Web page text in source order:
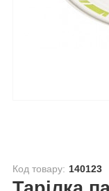
Код товару: 140123